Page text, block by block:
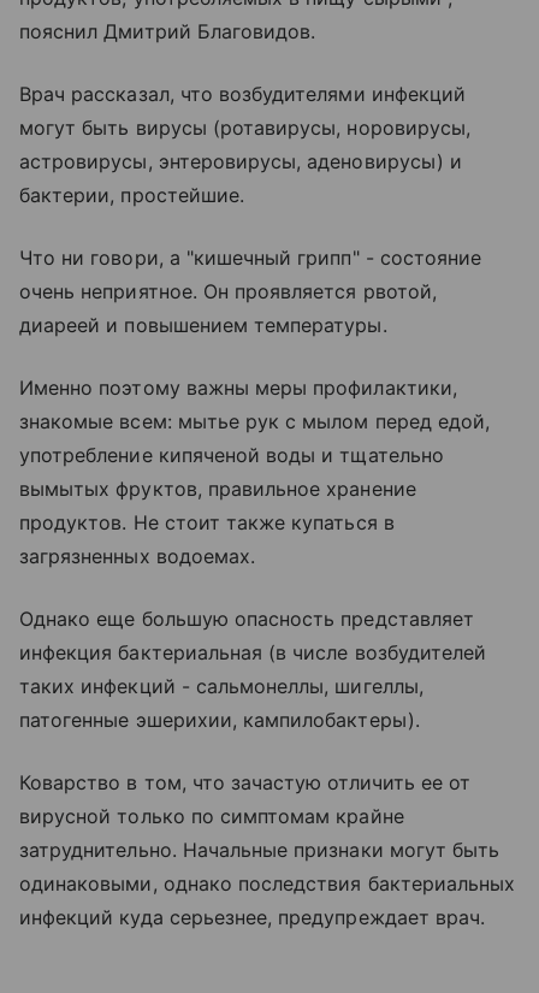
пояснил Дмитрий Благовидов.
Врач рассказал, что возбудителями инфекций
могут быть вирусы (ротавирусы, норовирусы,
астровирусы, энтеровирусы, аденовирусы) и
бактерии, простейшие.
Что ни говори, а "кишечный грипп" - состояние
очень неприятное. Он проявляется рвотой,
диареей и повышением температуры.
Именно поэтому важны меры профилактики,
знакомые всем: мытье рук с мылом перед едой,
употребление кипяченой воды и тщательно
вымытых фруктов, правильное хранение
продуктов. Не стоит также купаться в
загрязненных водоемах.
Однако еще большую опасность представляет
инфекция бактериальная (в числе возбудителей
таких инфекций - сальмонеллы, шигеллы,
патогенные эшерихии, кампилобактеры).
Коварство в том, что зачастую отличить ее от
вирусной только по симптомам крайне
затруднительно. Начальные признаки могут быть
одинаковыми, однако последствия бактериальных
инфекций куда серьезнее, предупреждает врач.